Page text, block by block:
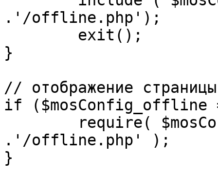
.'/offline.php');
}
// отображение
if ($mosConfig_offline
.'/offline.php' );
}